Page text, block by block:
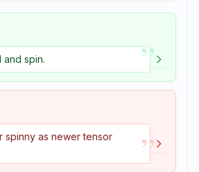
and spin. ”
spinny as newer tensor
”